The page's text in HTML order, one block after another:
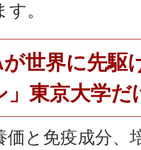
。
世界に先駆
」東京大学
価と免疫成分、